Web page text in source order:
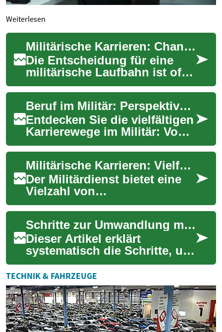
Weiterlesen
Militärische Karrieren: Chancen und Herausforderungen in den Streitkräften
Die Entscheidung für eine
militärische Laufbahn ist oft
von Patriotismus, dem
Wunsch zu dienen und der
Suche nach ein...
Beruf im Militär: Perspektiven, Chancen und Risiken
Entdecken Sie die vielfältigen
Karrierewege im Militär: Von
technischen Spezialisten
über Sanitätsdienst bis hin zu
O...
Militärische Karrieren: Vielfältige Möglichkeiten und Herausforderungen
Der Militärdienst bietet eine
Vielzahl von
Karrieremöglichkeiten, die
weit über das hinausgehen,
was viele Menschen s...
Schritte zur Umwandlung militärischer Ausbildung in zivile Abschlüsse
Dieser Artikel erklärt
systematisch die Schritte, um
militärische Ausbildung in
anerkannte zivile Abschlüsse
umzuwand...
TECHNIK & FAHRZEUGE